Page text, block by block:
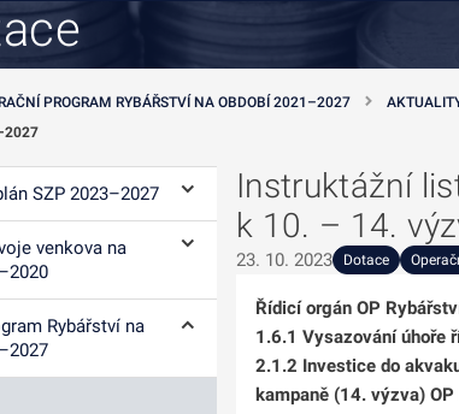
PROGRAM RYBÁŘSTVÍ NA OBDOBÍ 2021–2027
SZP 2023–⁠2027 Ovládání podmenu
venkova na
Ovládání podmenu
Rybářství na
Ovládání podmenu
Instruktážní
k 10. – 14.
23. 10. 2023 Dotace
Řídicí orgán OP
1.6.1 Vysazování úhoře
2.1.2 Investice do
kampaně (14. výzva)